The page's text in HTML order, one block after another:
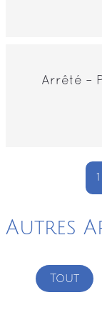
Arrêté –
Autres
Tout